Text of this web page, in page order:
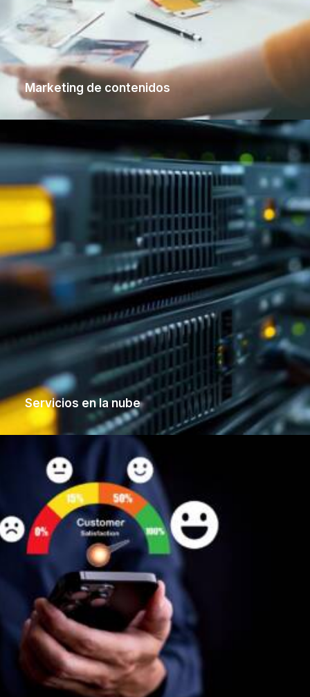
Marketing de contenidos
Servicios en la nube